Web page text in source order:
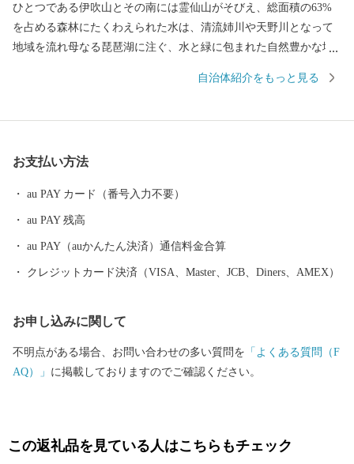
ひとつである伊吹山とその南には霊仙山がそびえ、総面積の63%
を占める森林にたくわえられた水は、清流姉川や天野川となって
地域を流れ母なる琵琶湖に注ぐ、水と緑に包まれた自然豊かな地
長岡のゲンジボタル、醒井の梅花藻など美しい自然や貴重な動植
す。 米原市のふるさと納税では近江牛やシュラフ、グランピング
自治体紹介をもっと見る
お支払い方法
au PAY カード（番号入力不要）
au PAY 残高
au PAY（auかんたん決済）通信料金合算
クレジットカード決済（VISA、Master、JCB、Diners、AMEX）
お申し込みに関して
不明点がある場合、お問い合わせの多い質問を 「よくある質問（F
AQ）」 に掲載しておりますのでご確認ください。
この返礼品を見ている人はこちらもチェック